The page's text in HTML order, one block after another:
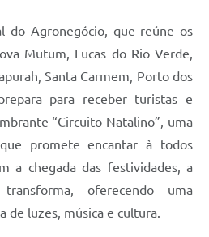
do Agronegócio, que reúne os
Mutum, Lucas do Rio Verde,
Santa Carmem, Porto dos
para receber turistas e
“Circuito Natalino”, uma
promete encantar à todos
a chegada das festividades, a
oferecendo uma
de luzes, música e cultura.